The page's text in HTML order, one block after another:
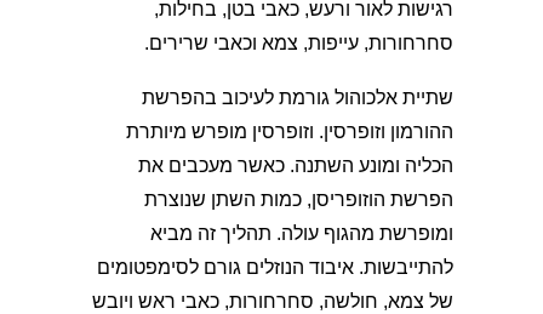
רגישות לאור ורעש, כאבי בטן, בחילות,
סחרחורות, עייפות, צמא וכאבי שרירים.
שתיית אלכוהול גורמת לעיכוב בהפרשת
ההורמון וזופרסין. וזופרסין מופרש מיותרת
הכליה ומונע השתנה. כאשר מעכבים את
הפרשת הוזופריסן, כמות השתן שנוצרת
ומופרשת מהגוף עולה. תהליך זה מביא
להתייבשות. איבוד הנוזלים גורם לסימפטומים
של צמא, חולשה, סחרחורות, כאבי ראש ויובש